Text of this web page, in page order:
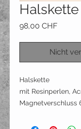
Halskette
98,00 CHFPreis
Nicht
Halskette
mit Resinperlen,
Magnetverschluss